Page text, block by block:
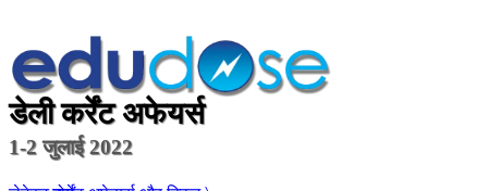
डेली कर्रेंट अफेयर्स
1-2 जुलाई 2022